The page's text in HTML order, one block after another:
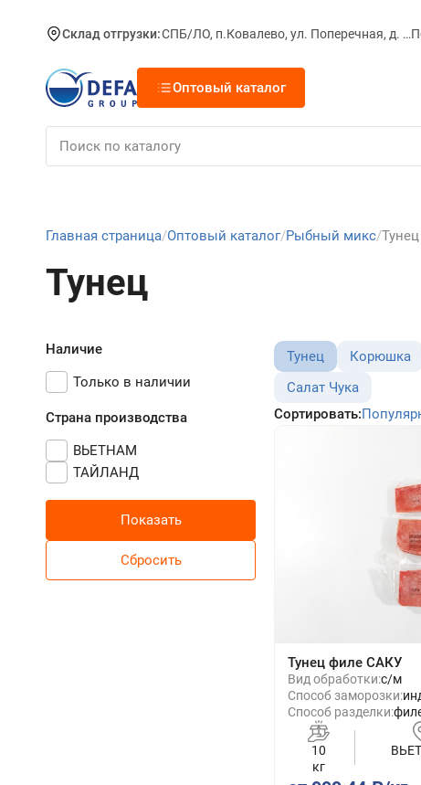
Склад отгрузки:СПБ/ЛО, п.Ковалево, ул. Поперечная, д.
Оптовый каталог
Главная страница Оптовый каталог Рыбный микс Тунец
Тунец
Наличие
Только в наличии
Страна производства
ВЬЕТНАМ
ТАЙЛАНД
Тунец Корюшка
Салат Чука
Сортировать:
Тунец филе САКУ
Вид обработки:с/м
Способ заморозки:
Способ разделки:
10
кг